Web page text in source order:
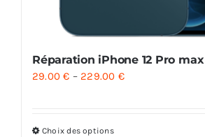
Réparation iPhone 12 Pro max
29.00€ – 229.00 €
Choix des options